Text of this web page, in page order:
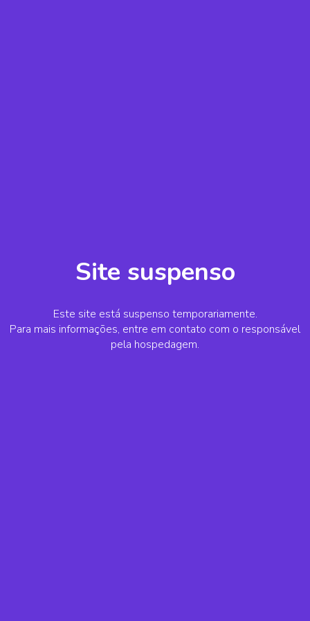
Site suspenso
Este site está suspenso temporariamente.
Para mais informações, entre em contato com o responsável
pela hospedagem.